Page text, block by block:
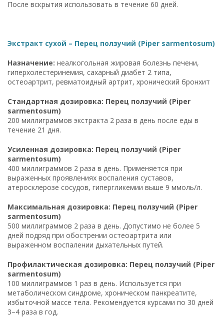
После вскрытия использовать в течение 60 дней.
Экстракт сухой – Перец ползучий (Piper sarmentosum)
Назначение: неалкогольная жировая болезнь печени,
гиперхолестеринемия, сахарный диабет 2 типа,
остеоартрит, ревматоидный артрит, хронический бронхит
Стандартная дозировка: Перец ползучий (Piper
sarmentosum)
200 миллиграммов экстракта 2 раза в день после еды в
течение 21 дня.
Усиленная дозировка: Перец ползучий (Piper
sarmentosum)
400 миллиграммов 2 раза в день. Применяется при
выраженных проявлениях воспаления суставов,
атеросклерозе сосудов, гипергликемии выше 9 ммоль/л.
Максимальная дозировка: Перец ползучий (Piper
sarmentosum)
500 миллиграммов 2 раза в день. Допустимо не более 5
дней подряд при обострении остеоартрита или
выраженном воспалении дыхательных путей.
Профилактическая дозировка: Перец ползучий (Piper
sarmentosum)
100 миллиграммов 1 раз в день. Используется при
метаболическом синдроме, хроническом панкреатите,
избыточной массе тела. Рекомендуется курсами по 30 дней
3–4 раза в год.